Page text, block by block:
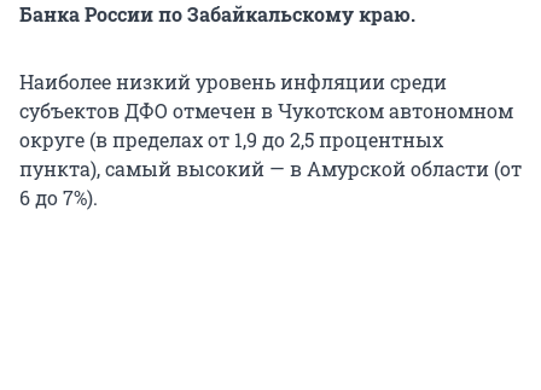
Банка России по Забайкальскому краю.
Наиболее низкий уровень инфляции среди
субъектов ДФО отмечен в Чукотском автономном
округе (в пределах от 1,9 до 2,5 процентных
пункта), самый высокий — в Амурской области (от
6 до 7%).